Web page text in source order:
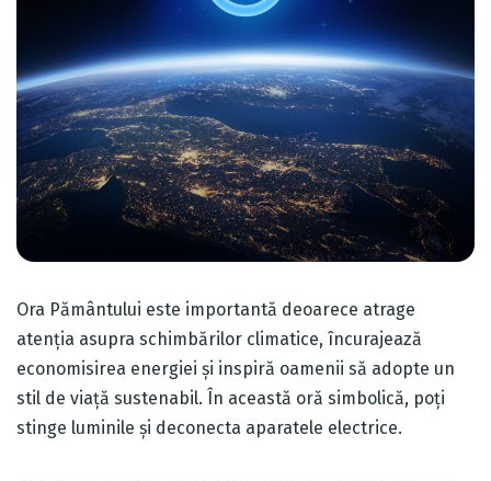
Ora Pământului este importantă deoarece atrage
atenția asupra schimbărilor climatice, încurajează
economisirea energiei și inspiră oamenii să adopte un
stil de viață sustenabil. În această oră simbolică, poți
stinge luminile și deconecta aparatele electrice.